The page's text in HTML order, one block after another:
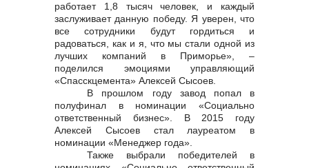
работает 1,8 тысяч человек, и каждый
заслуживает данную победу. Я уверен, что
все сотрудники будут гордиться и
радоваться, как и я, что мы стали одной из
лучших компаний в Приморье», –
поделился эмоциями управляющий
«Спасскцемента» Алексей Сысоев.
В прошлом году завод попал в
полуфинал в номинации «Социально
ответственный бизнес». В 2015 году
Алексей Сысоев стал лауреатом в
номинации «Менеджер года».
Также выбрали победителей в